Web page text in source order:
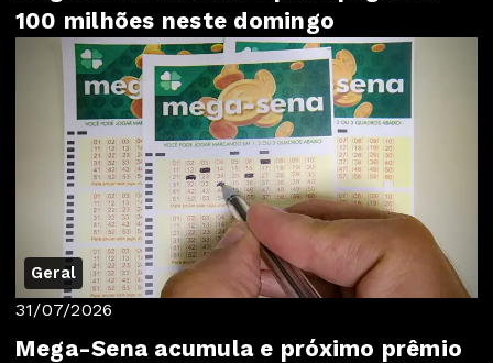
100 milhões neste domingo
Geral
31/07/2026
Mega-Sena acumula e próximo prêmio